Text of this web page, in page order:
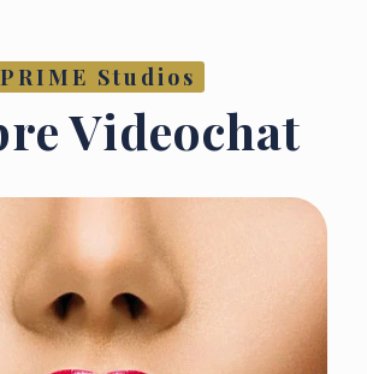
PRIME Studios
Videochat